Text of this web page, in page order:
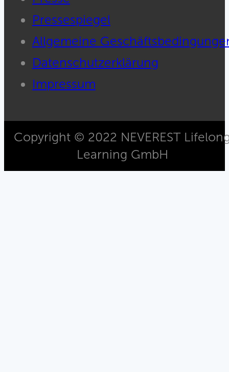
Pressespiegel
Allgemeine
Datenschutzerklärung
Impressum
Copyright © 2022 NEVEREST
Learning GmbH